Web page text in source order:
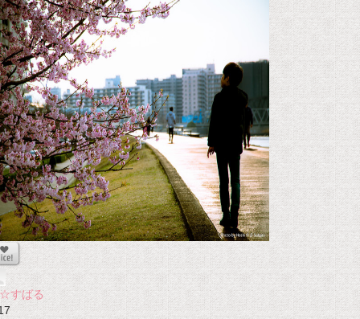
すばる